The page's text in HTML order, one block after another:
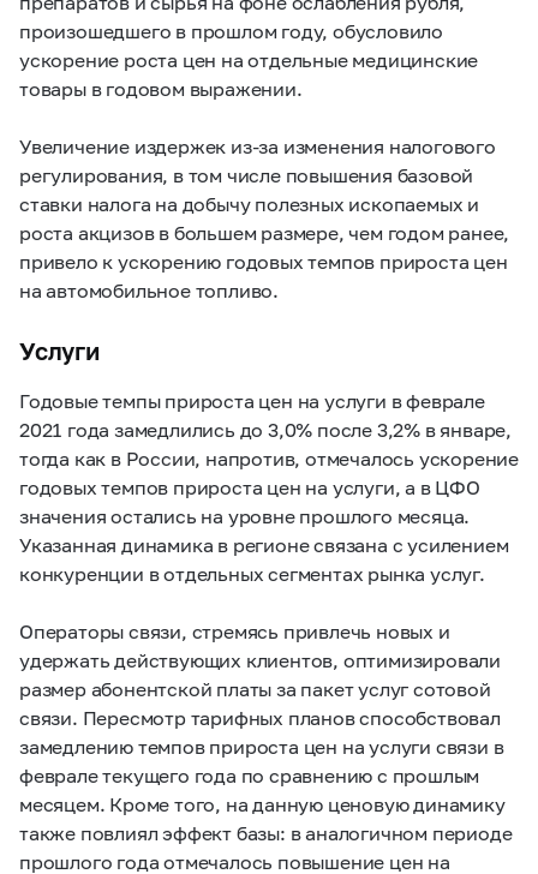
произошедшего в прошлом году, обусловило
ускорение роста цен на отдельные медицинские
товары в годовом выражении.
Увеличение издержек из-за изменения налогового
регулирования, в том числе повышения базовой
ставки налога на добычу полезных ископаемых и
роста акцизов в большем размере, чем годом ранее,
привело к ускорению годовых темпов прироста цен
на автомобильное топливо.
Услуги
Годовые темпы прироста цен на услуги в феврале
2021 года замедлились до 3,0% после 3,2% в январе,
тогда как в России, напротив, отмечалось ускорение
годовых темпов прироста цен на услуги, а в ЦФО
значения остались на уровне прошлого месяца.
Указанная динамика в регионе связана с усилением
конкуренции в отдельных сегментах рынка услуг.
Операторы связи, стремясь привлечь новых и
удержать действующих клиентов, оптимизировали
размер абонентской платы за пакет услуг сотовой
связи. Пересмотр тарифных планов способствовал
замедлению темпов прироста цен на услуги связи в
феврале текущего года по сравнению с прошлым
месяцем. Кроме того, на данную ценовую динамику
также повлиял эффект базы: в аналогичном периоде
прошлого года отмечалось повышение цен на